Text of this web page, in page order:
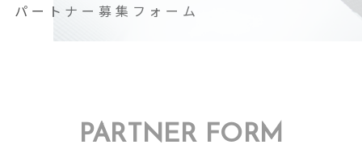
パートナー募集フォーム
PARTNER FORM